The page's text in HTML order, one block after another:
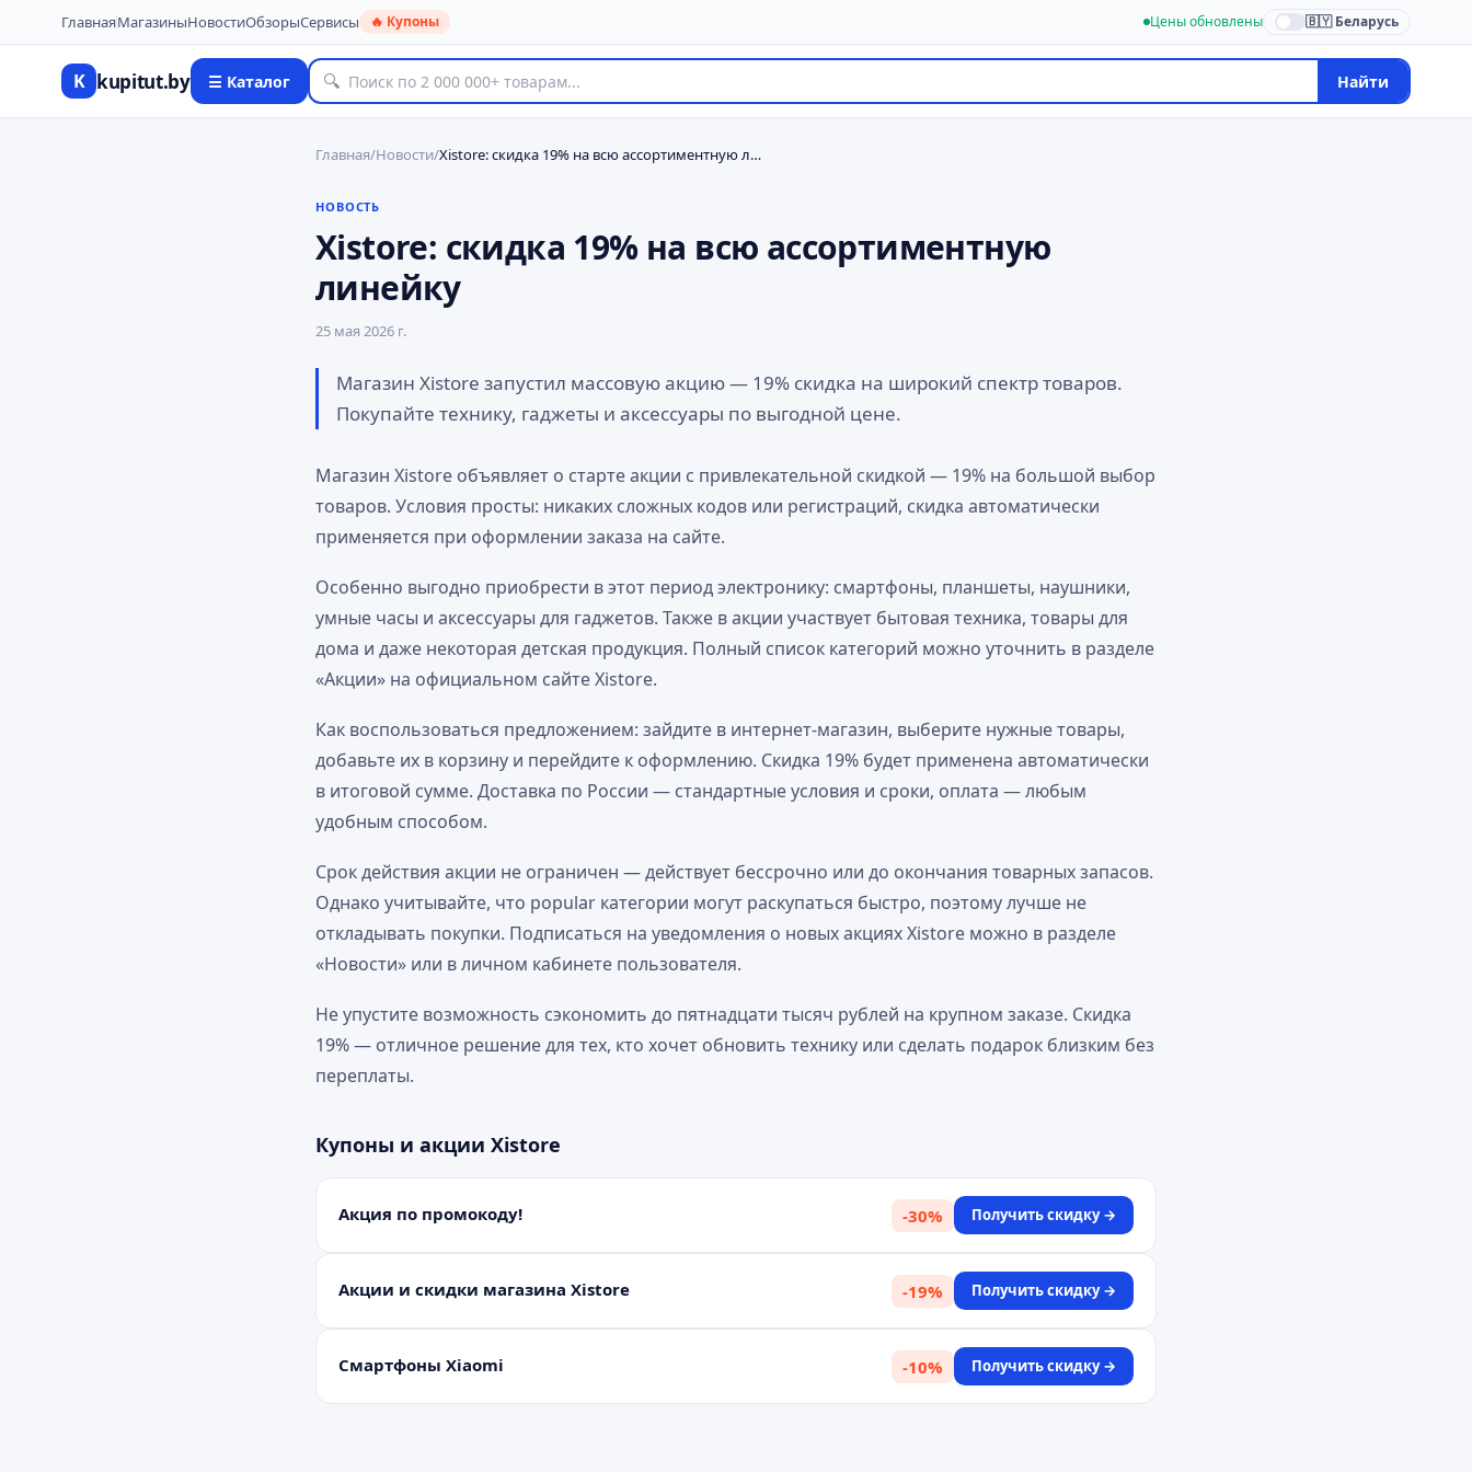
ГлавнаяМагазиныНовостиОбзорыСервисы 🔥 Купоны Цены обновлены 🇧🇾 Беларусь
K kupitut.by ☰ Каталог 🔍 Найти
Главная/Новости/ Xistore: скидка 19% на всю ассортиментную линейку
НОВОСТЬ
Xistore: скидка 19% на всю ассортиментную
линейку
25 мая 2026 г.
Магазин Xistore запустил массовую акцию — 19% скидка на широкий спектр товаров.
Покупайте технику, гаджеты и аксессуары по выгодной цене.
Магазин Xistore объявляет о старте акции с привлекательной скидкой — 19% на большой выбор
товаров. Условия просты: никаких сложных кодов или регистраций, скидка автоматически
применяется при оформлении заказа на сайте.
Особенно выгодно приобрести в этот период электронику: смартфоны, планшеты, наушники,
умные часы и аксессуары для гаджетов. Также в акции участвует бытовая техника, товары для
дома и даже некоторая детская продукция. Полный список категорий можно уточнить в разделе
«Акции» на официальном сайте Xistore.
Как воспользоваться предложением: зайдите в интернет-магазин, выберите нужные товары,
добавьте их в корзину и перейдите к оформлению. Скидка 19% будет применена автоматически
в итоговой сумме. Доставка по России — стандартные условия и сроки, оплата — любым
удобным способом.
Срок действия акции не ограничен — действует бессрочно или до окончания товарных запасов.
Однако учитывайте, что popular категории могут раскупаться быстро, поэтому лучше не
откладывать покупки. Подписаться на уведомления о новых акциях Xistore можно в разделе
«Новости» или в личном кабинете пользователя.
Не упустите возможность сэкономить до пятнадцати тысяч рублей на крупном заказе. Скидка
19% — отличное решение для тех, кто хочет обновить технику или сделать подарок близким без
переплаты.
Купоны и акции Xistore
Акция по промокоду! -30% Получить скидку →
Акции и скидки магазина Xistore -19% Получить скидку →
Смартфоны Xiaomi -10% Получить скидку →